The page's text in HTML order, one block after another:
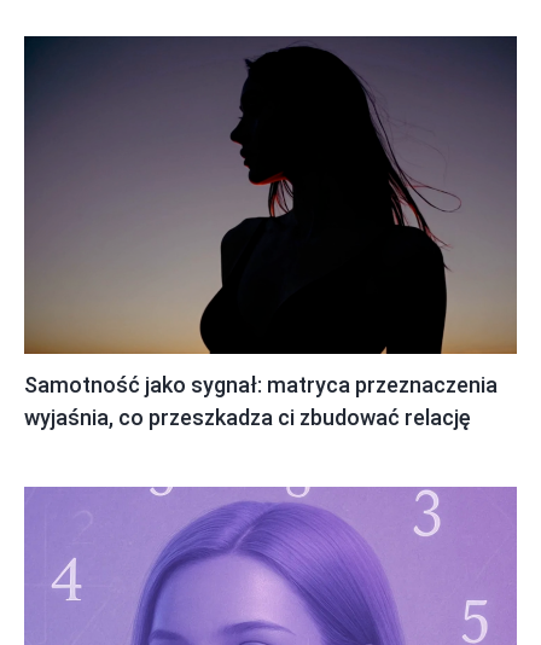
Samotność jako sygnał: matryca przeznaczenia
wyjaśnia, co przeszkadza ci zbudować relację